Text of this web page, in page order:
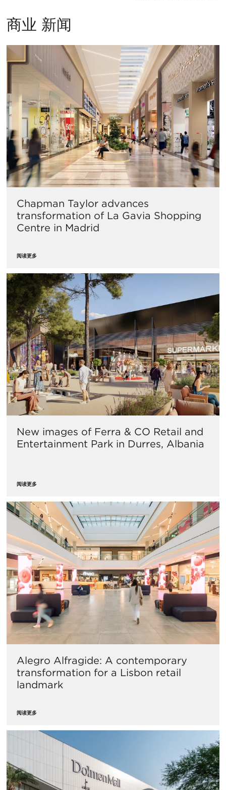
商业 新闻
Chapman Taylor advances
transformation of La Gavia Shopping
Centre in Madrid
阅读更多
New images of Ferra & CO Retail and
Entertainment Park in Durres, Albania
阅读更多
Alegro Alfragide: A contemporary
transformation for a Lisbon retail
landmark
阅读更多